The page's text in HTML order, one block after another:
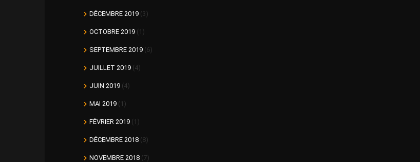
DÉCEMBRE 2019 (3)
OCTOBRE 2019 (1)
SEPTEMBRE 2019 (6)
JUILLET 2019 (4)
JUIN 2019 (4)
MAI 2019 (1)
FÉVRIER 2019 (1)
DÉCEMBRE 2018 (8)
NOVEMBRE 2018 (7)